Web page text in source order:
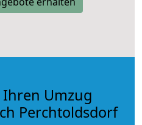
Umzug
Perchtoldsdorf